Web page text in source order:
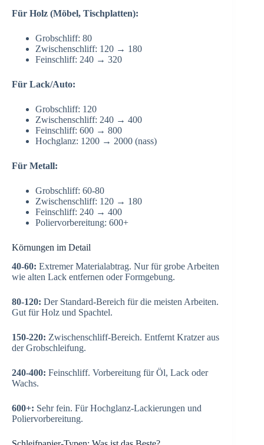
Für Holz (Möbel, Tischplatten):
Grobschliff: 80
Zwischenschliff: 120 → 180
Feinschliff: 240 → 320
Für Lack/Auto:
Grobschliff: 120
Zwischenschliff: 240 → 400
Feinschliff: 600 → 800
Hochglanz: 1200 → 2000 (nass)
Für Metall:
Grobschliff: 60-80
Zwischenschliff: 120 → 180
Feinschliff: 240 → 400
Poliervorbereitung: 600+
Körnungen im Detail
40-60: Extremer Materialabtrag. Nur für grobe Arbeiten
wie alten Lack entfernen oder Formgebung.
80-120: Der Standard-Bereich für die meisten Arbeiten.
Gut für Holz und Spachtel.
150-220: Zwischenschliff-Bereich. Entfernt Kratzer aus
der Grobschleifung.
240-400: Feinschliff. Vorbereitung für Öl, Lack oder
Wachs.
600+: Sehr fein. Für Hochglanz-Lackierungen und
Poliervorbereitung.